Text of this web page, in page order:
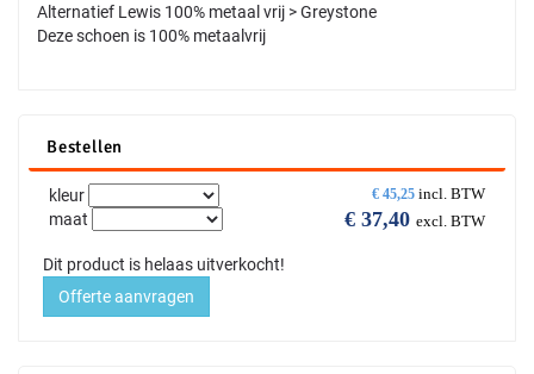
Alternatief Lewis 100% metaal vrij > Greystone
Deze schoen is 100% metaalvrij
Bestellen
€ 45,25 incl. BTW
€ 37,40 excl. BTW
kleur
maat
Dit product is helaas uitverkocht!
Offerte aanvragen